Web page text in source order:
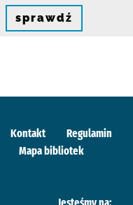
sprawdź
Kontakt
Regulamin
Mapa bibliotek
Jesteśmy na: